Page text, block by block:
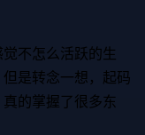
不怎么活跃的生
是转念一想，起码
的掌握了很多东